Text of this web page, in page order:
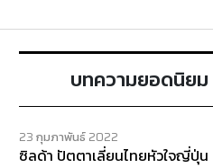
บทความยอดนิยม
23 กุมภาพันธ์ 2022
ซิลด้า ปัตตาเลี่ยนไทยหัวใจญี่ปุ่น